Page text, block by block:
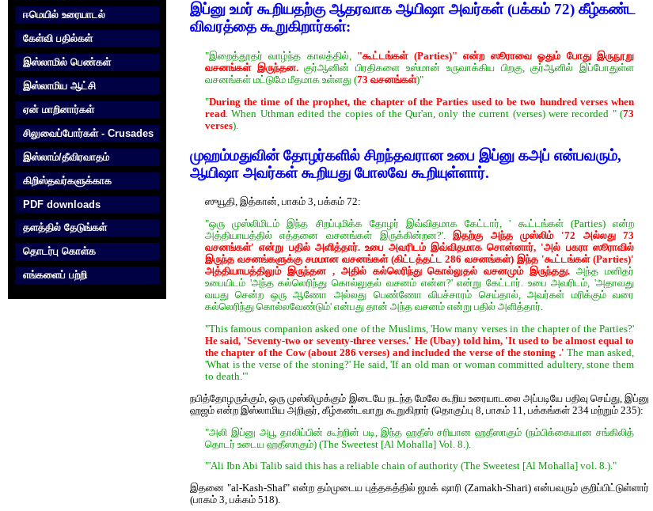
ஈமெயில் உரையாடல்
கேள்வி பதில்கள்
இஸ்லாமில் பெண்கள்
இஸ்லாமிய ஆட்சி
ஏன் மாறினார்கள்
சிலுவைப்போர்கள் - Crusades
இஸ்லாம்/தீவிரவாதம்
கிறிஸ்தவர்களுக்காக‌
PDF downloads
தளத்தில் தேடுங்கள்
தொடர்பு கொள்க‌
எங்களைப் பற்றி
இப்னு உமர் கூறியதற்கு ஆதரவாக ஆயிஷா அவர்கள் (பக்கம் 72) கீழ்கண்ட
விவரத்தை கூறுகிறார்கள்:
"இறைத்தூதர் வாழ்ந்த காலத்தில், "கூட்டங்கள் (Parties)" என்ற ஸூராவை ஓதும் போது இருநூறு
வசனங்கள் இருந்தன.குர்‍ஆனின் பிரதிகளை உஸ்மான் உருவாக்கிய பிறகு, குர்‍ஆனில் இப்போதுள்ள
வசனங்கள் மட்டுமே மீதமாக உள்ளது (73 வசனங்கள்)"
"During the time of the prophet, the chapter of the Parties used to be two hundred verses when
read. When Uthman edited the copies of the Qur'an, only the current (verses) were recorded " (73
verses).
முஹம்மதுவின் தோழர்களில் சிறந்தவரான உபை இப்னு கஅப் என்பவரும்,
ஆயிஷா அவர்கள் கூறியது போலவே கூறியுள்ளார்.
ஸுயூதி, இத்கான், பாகம் 3, பக்கம் 72:
"ஒரு முஸ்லிமிடம் இந்த சிறப்புமிக்க தோழர் இவ்விதமாக கேட்டார், ' கூட்டங்கள் (Parties) என்ற
அத்தியாயத்தில் எத்தனை வசனங்கள் இருக்கின்றன‌?'.இதற்கு அந்த முஸ்லிம் '72 அல்லது 73
வசனங்கள்' என்று பதில் அளித்தார். உபை அவரிடம் இவ்விதமாக சொன்னார், 'அல் பகரா ஸூராவில்
இருந்த வசனங்களுக்கு சமமான வசனங்கள் (கிட்டத்தட்ட 286 வசனங்கள்) இந்த 'கூட்டங்கள் (Parties)'
அத்தியாயத்திலும் இருந்தன , அதில் கல்லெரிந்து கொல்லுதல் வசனமும் இருந்தது. அந்த மனிதர்
உபையிடம் 'அந்த கல்லெரிந்து கொல்லுதல் வசனம் என்ன?' என்று கேட்டார். உபை அவரிடம், 'அதாவது
வயது சென்ற ஒரு ஆணோ அல்லது பெண்ணோ விபச்சாரம் செய்தால், அவர்கள் மரிக்கும் வரை
கல்லெரிந்து கொல்லவேண்டும்' என்பது தான் அந்த வசனம் என்று பதில் அளித்தார்.
"This famous companion asked one of the Muslims, 'How many verses in the chapter of the Parties?'
He said, 'Seventy-two or seventy-three verses.' He (Ubay) told him, 'It used to be almost equal to
the chapter of the Cow (about 286 verses) and included the verse of the stoning .' The man asked,
'What is the verse of the stoning?' He said, 'If an old man or woman committed adultery, stone them
to death."'
நபித்தோழருக்கும், ஒரு முஸ்லிமுக்கும் இடையே நடந்த மேலே கூறிய உரையாடலை அப்படியே பதிவு செய்து, இப்னு
ஹஜம் என்ற இஸ்லாமிய அறிஞர், கீழ்கண்டவாறு கூறுகிறார் (தொகுப்பு 8, பாக‌ம் 11, ப‌க்க‌ங்க‌ள் 234 ம‌ற்றும் 235):
"அலி இப்னு அபூ தாலிப்பின் கூற்றின் ப‌டி, இந்த‌ ஹ‌தீஸ் ச‌ரியான‌ ஹ‌தீஸாகும் (ந‌ம்பிக்கையான‌ ச‌ங்கிலித்
தொட‌ர் உடைய‌ ஹ‌தீஸாகும்) (The Sweetest [Al Mohalla] Vol. 8.).
"'Ali Ibn Abi Talib said this has a reliable chain of authority (The Sweetest [Al Mohalla] vol. 8.)."
இதனை "al-Kash-Shaf" என்ற தம்முடைய புத்தகத்தில் ஜமக் ஷாரி (Zamakh-Shari) என்பவரும் குறிப்பிட்டுள்ளார்
(பாகம் 3, பக்கம் 518).